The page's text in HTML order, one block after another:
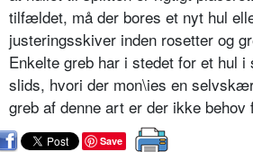
tilfældet, må der bores et nyt hul
justeringsskiver inden rosetter og
Enkelte greb har i stedet for et hul i
slids, hvori der mon\ies en
greb af denne art er der ikke
Save